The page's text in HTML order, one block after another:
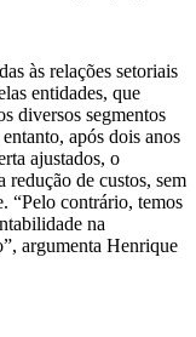
às relações setoriais
entidades, que
diversos segmentos
após dois anos
ajustados, o
redução de custos, sem
“Pelo contrário, temos
na
argumenta Henrique